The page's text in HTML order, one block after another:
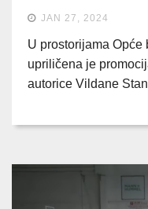
JAN 27, 2024
U prostorijama Opće
upriličena je
autorice Vildane